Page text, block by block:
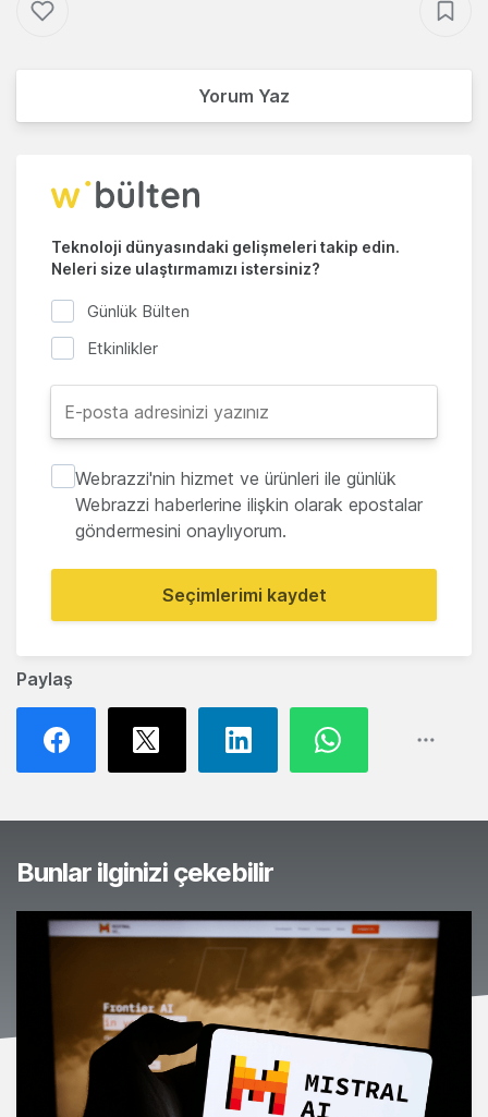
Paylaş
Yorum Yaz
Teknoloji dünyasındaki gelişmeleri takip edin.
Neleri size ulaştırmamızı istersiniz?
Günlük Bülten
Etkinlikler
Webrazzi'nin hizmet ve ürünleri ile günlük
Webrazzi haberlerine ilişkin olarak epostalar
göndermesini onaylıyorum.
Seçimlerimi kaydet
Bunlar ilginizi çekebilir